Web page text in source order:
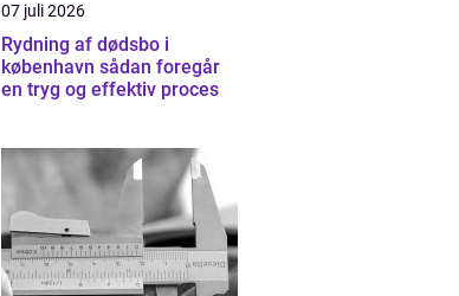
07 juli 2026
Rydning af dødsbo i
københavn sådan foregår
en tryg og effektiv proces